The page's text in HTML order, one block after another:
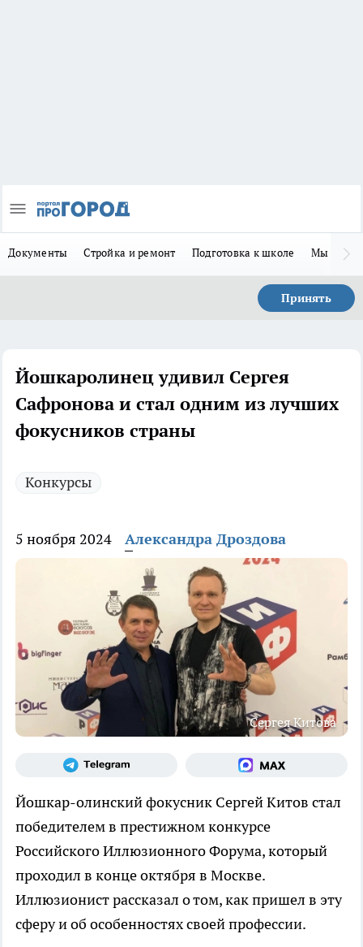
Документы Стройка и ремонт Подготовка к школе Мы в MAX
Принять
Йошкаролинец удивил Сергея
Сафронова и стал одним из лучших
фокусников страны
Конкурсы
5 ноября 2024 Александра Дроздова
Сергея Китова
Йошкар-олинский фокусник Сергей Китов стал
победителем в престижном конкурсе
Российского Иллюзионного Форума, который
проходил в конце октября в Москве.
Иллюзионист рассказал о том, как пришел в эту
сферу и об особенностях своей профессии.